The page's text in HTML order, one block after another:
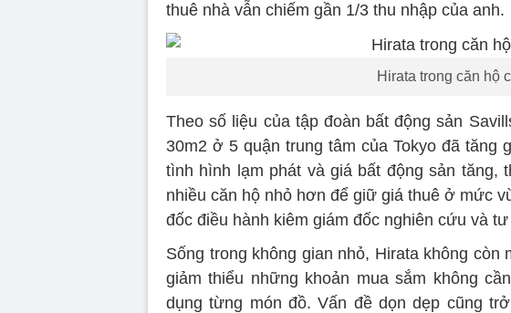
thuê nhà vẫn chiếm gần 1/3 thu nhập của anh.
Hirata trong căn hộ
Theo số liệu của tập đoàn bất động sản
30m2 ở 5 quận trung tâm của Tokyo đã tăng
tình hình lạm phát và giá bất động sản tăng,
nhiều căn hộ nhỏ hơn để giữ giá thuê ở mức
đốc điều hành kiêm giám đốc nghiên cứu và
Sống trong không gian nhỏ, Hirata không còn
giảm thiểu những khoản mua sắm không
dụng từng món đồ. Vấn đề dọn dẹp cũng